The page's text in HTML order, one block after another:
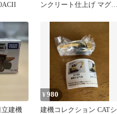
ンクリート仕上げ マグネ
立建機
¥980
建機コレクション CATシ